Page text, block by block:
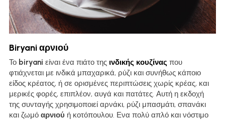
Biryani αρνιού
Το biryani είναι ένα πιάτο της ινδικής κουζίνας που
φτιάχνεται με ινδικά μπαχαρικά, ρύζι και συνήθως κάποιο
είδος κρέατος, ή σε ορισμένες περιπτώσεις χωρίς κρέας, και
μερικές φορές, επιπλέον, αυγά και πατάτες. Αυτή η εκδοχή
της συνταγής χρησιμοποιεί αρνάκι, ρύζι μπασμάτι, σπανάκι
και ζωμό αρνιού ή κοτόπουλου. Ενα πολύ απλό και νόστιμο